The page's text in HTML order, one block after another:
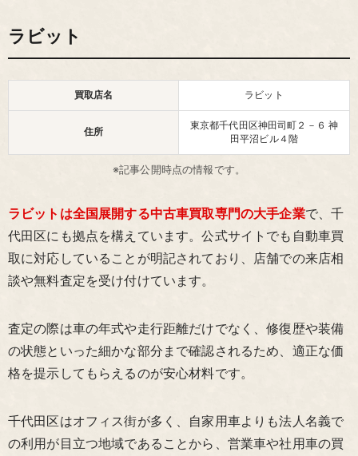
ラビット
買取店名 ラビット
住所
東京都千代田区神田司町２－６ 神
田平沼ビル４階
※記事公開時点の情報です。
ラビットは全国展開する中古車買取専門の大手企業で、千
代田区にも拠点を構えています。公式サイトでも自動車買
取に対応していることが明記されており、店舗での来店相
談や無料査定を受け付けています。
査定の際は車の年式や走行距離だけでなく、修復歴や装備
の状態といった細かな部分まで確認されるため、適正な価
格を提示してもらえるのが安心材料です。
千代田区はオフィス街が多く、自家用車よりも法人名義で
の利用が目立つ地域であることから、営業車や社用車の買